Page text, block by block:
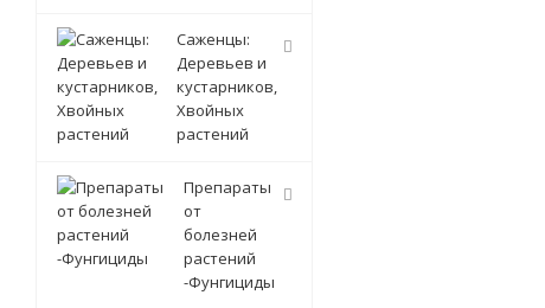
Саженцы:
Деревьев и
кустарников,
Хвойных
растений
Препараты
от
болезней
растений
-Фунгициды